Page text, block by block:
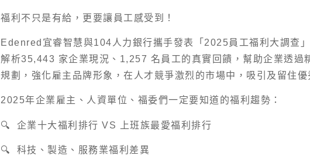
福利不只是有給，更要讓員工感受到！
Edenred宜睿智慧與104人力銀行攜手發表「2025員工福利大調查」
解析35,443 家企業現況、1,257 名員工的真實回饋，幫助企業透過
規劃，強化雇主品牌形象，在人才競爭激烈的市場中，吸引及留住優
2025年企業雇主、人資單位、福委們一定要知道的福利趨勢：
🔍 企業十大福利排行 VS 上班族最愛福利排行
🔍 科技、製造、服務業福利差異